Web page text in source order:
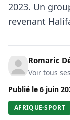
2023. Un
revenant
Romaric
Voir tous
Publié le 6 juin
AFRIQUE-SPORT